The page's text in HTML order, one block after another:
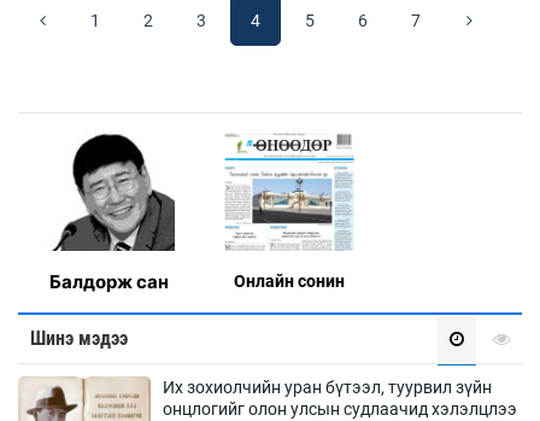
1 2 3 4 5 6 7
Балдорж сан Онлaйн сонин
Шинэ мэдээ
Их зохиолчийн уран бүтээл, туурвил зүйн
онцлогийг олон улсын судлаачид хэлэлцлээ